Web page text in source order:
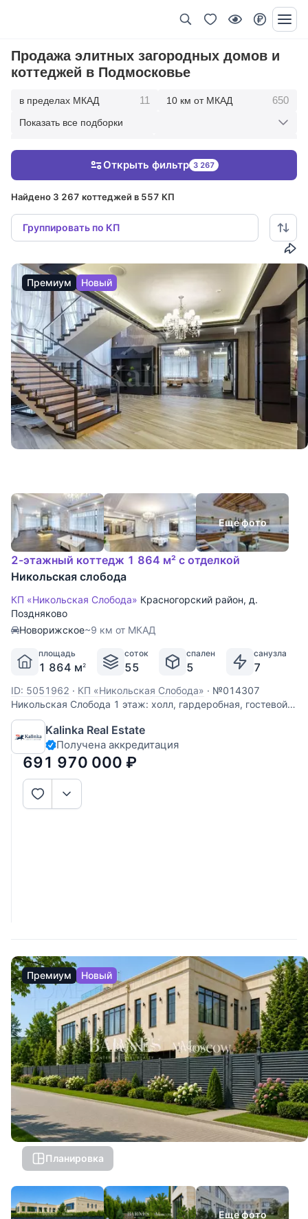
Продажа элитных загородных домов и
коттеджей в Подмосковье
в пределах МКАД 11 10 км от МКАД 650
Показать все подборки
Найдено 3 267 коттеджей в 557 КП
Группировать по КП
Открыть фильтр 3 267
Премиум Новый
Еще фото
2-этажный коттедж 1 864 м² с отделкой
Никольская слобода
КП «Никольская Слобода» Красногорский район, д.
Поздняково
Новорижское~9 км от МКАД
площадь
1 864 м2
соток
55
спален
5
санузла
7
ID: 5051962 · КП «Никольская Слобода» · №014307
Никольская Слобода 1 этаж: холл, гардеробная, гостевой
с/у, каминный зал, кухня, столовая с выходом на террасу,
кабинет, 2 спальни с гардеробными и с/у, лифт, переход в
зимний сад, спортзал и СПА-зону с бассейном (15x5) 2
этаж: холл с
Kalinka Real Estate
Получена аккредитация
691 970 000 ₽
Премиум Новый
Планировка
Еще фото